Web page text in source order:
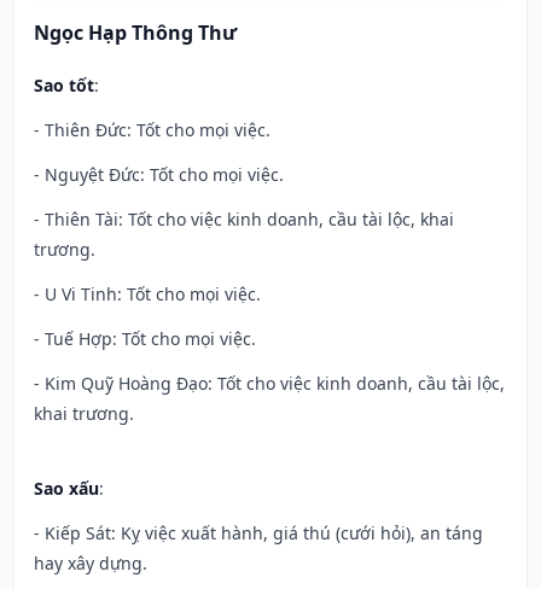
Ngọc Hạp Thông Thư
Sao tốt:
- Thiên Đức: Tốt cho mọi việc.
- Nguyệt Đức: Tốt cho mọi việc.
- Thiên Tài: Tốt cho việc kinh doanh, cầu tài lộc, khai
trương.
- U Vi Tinh: Tốt cho mọi việc.
- Tuế Hợp: Tốt cho mọi việc.
- Kim Quỹ Hoàng Đạo: Tốt cho việc kinh doanh, cầu tài lộc,
khai trương.
Sao xấu:
- Kiếp Sát: Kỵ việc xuất hành, giá thú (cưới hỏi), an táng
hay xây dựng.